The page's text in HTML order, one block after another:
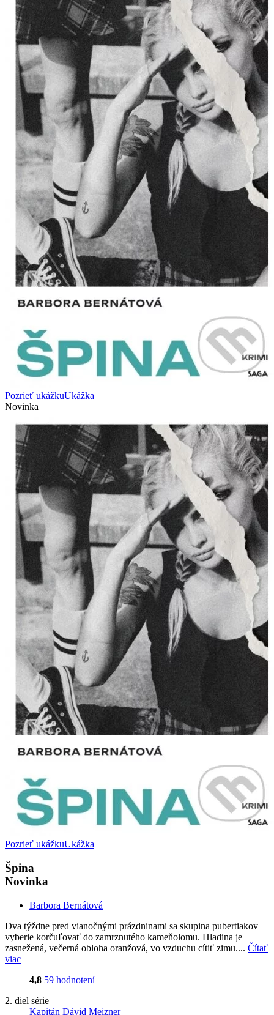
Pozrieť ukážkuUkážka
Novinka
Pozrieť ukážkuUkážka
Špina
Novinka
Barbora Bernátová
Dva týždne pred vianočnými prázdninami sa skupina pubertiakov
vyberie korčuľovať do zamrznutého kameňolomu. Hladina je
zasnežená, večerná obloha oranžová, vo vzduchu cítiť zimu.... Čítať
viac
4,8 59 hodnotení
2. diel série
Kapitán Dávid Meizner